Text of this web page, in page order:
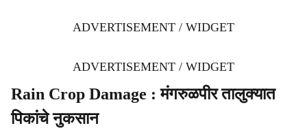
ADVERTISEMENT / WIDGET
ADVERTISEMENT / WIDGET
Rain Crop Damage : मंगरुळपीर तालुक्यात
पिकांचे नुकसान